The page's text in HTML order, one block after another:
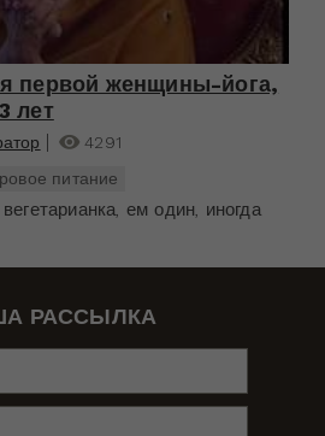
первой женщины-йога,
лет
4291
питание
ем один, иногда
РАССЫЛКА